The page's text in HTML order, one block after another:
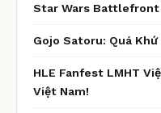
Star Wars Battlefront
Gojo Satoru: Quá
HLE Fanfest LMHT
Việt Nam!